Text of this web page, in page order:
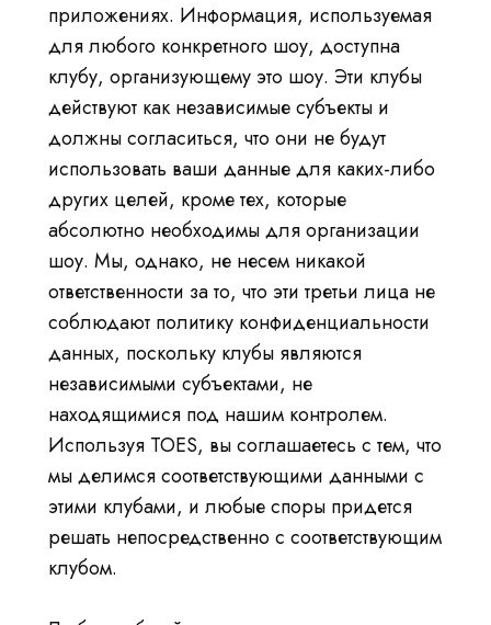
приложениях. Информация, используемая
для любого конкретного шоу, доступна
клубу, организующему это шоу. Эти клубы
действуют как независимые субъекты и
должны согласиться, что они не будут
использовать ваши данные для каких-либо
других целей, кроме тех, которые
абсолютно необходимы для организации
шоу. Мы, однако, не несем никакой
ответственности за то, что эти третьи лица не
соблюдают политику конфиденциальности
данных, поскольку клубы являются
независимыми субъектами, не
находящимися под нашим контролем.
Используя TOES, вы соглашаетесь с тем, что
мы делимся соответствующими данными с
этими клубами, и любые споры придется
решать непосредственно с соответствующим
клубом.